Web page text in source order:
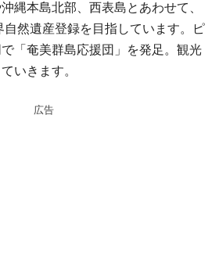
縄本島北部、西表島とあわせて、
然遺産登録を目指しています。ピ
「奄美群島応援団」を発足。観光
いきます。
広告